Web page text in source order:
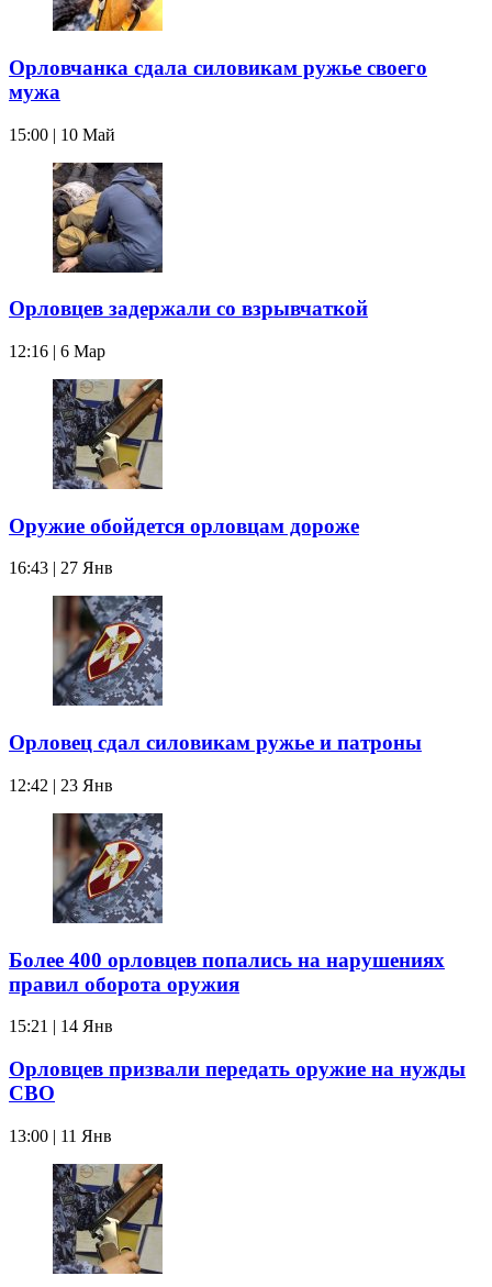
Орловчанка сдала силовикам ружье своего
мужа
15:00 | 10 Май
Орловцев задержали со взрывчаткой
12:16 | 6 Мар
Оружие обойдется орловцам дороже
16:43 | 27 Янв
Орловец сдал силовикам ружье и патроны
12:42 | 23 Янв
Более 400 орловцев попались на нарушениях
правил оборота оружия
15:21 | 14 Янв
Орловцев призвали передать оружие на нужды
СВО
13:00 | 11 Янв